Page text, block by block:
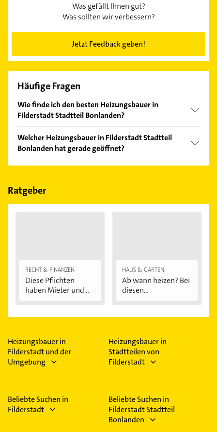
Was gefällt Ihnen gut?
Was sollten wir verbessern?
Jetzt Feedback geben!
Häufige Fragen
Wie finde ich den besten Heizungsbauer in
Filderstadt Stadtteil Bonlanden?
Kundenmeinungen und profitieren Sie von den
Empfehlungen. Die Suchergebnisse können Sie sich
einfach nachBewertungensortiert anzeigen lassen.
Welcher Heizungsbauer in Filderstadt Stadtteil
Bonlanden hat gerade geöffnet?
Im Anbieter-Bereich finden Sie alleÖffnungszeiten.
Feiertagen abweichen können.
Ratgeber
RECHT & FINANZEN
Diese Pflichten
haben Mieter und...
HAUS & GARTEN
Ab wann heizen? Bei
diesen
Heizungsbauer in
Filderstadt und der
Umgebung
Heizungsbauer in
Stadtteilen von
Filderstadt
Beliebte Suchen in
Filderstadt
Beliebte Suchen in
Filderstadt Stadtteil
Bonlanden